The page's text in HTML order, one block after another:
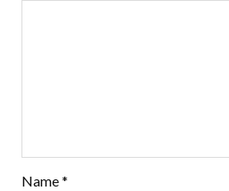
Name*